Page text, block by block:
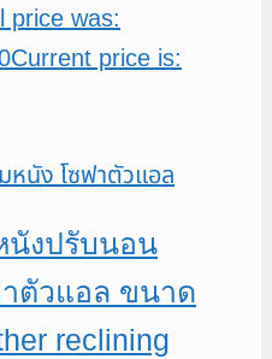
price was:
Current price is:
นังปรับนอน
ตัวแอล ขนาด
reclining